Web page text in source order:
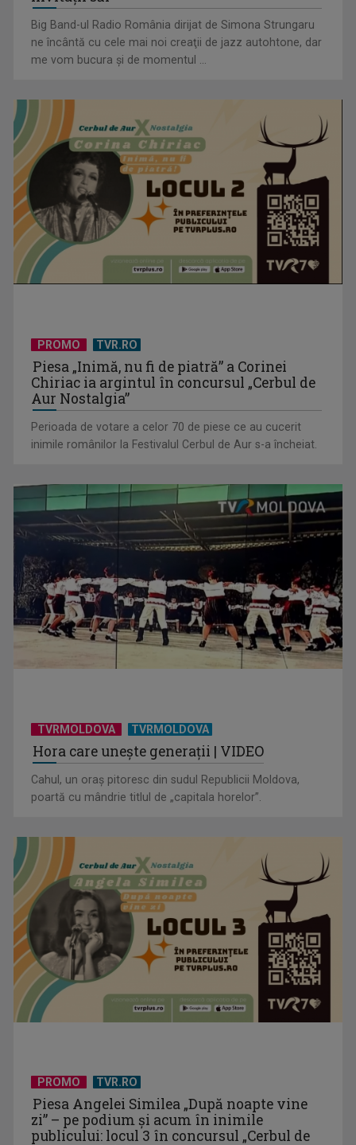
(P) Cea mai bună firmă de case din containere modulare –
Top 5 recomandări 2026
(P) De ce tot mai mulți aleg să producă energie și ce câștigă
concret din asta
(P) Cum să montezi televizorul pe perete ca un profesionist
Big Band-ul Radio România dirijat de Simona Strungaru
ne încântă cu cele mai noi creaţii de jazz autohtone, dar
me vom bucura şi de momentul ...
Piesa „Inimă, nu fi de piatră” a Corinei
Chiriac ia argintul în concursul „Cerbul de
Aur Nostalgia”
Perioada de votare a celor 70 de piese ce au cucerit
inimile românilor la Festivalul Cerbul de Aur s-a încheiat.
Hora care unește generații | VIDEO
Cahul, un oraș pitoresc din sudul Republicii Moldova,
poartă cu mândrie titlul de „capitala horelor”.
Piesa Angelei Similea „După noapte vine
zi” – pe podium şi acum în inimile
publicului: locul 3 în concursul „Cerbul de
Aur Nostalgia”